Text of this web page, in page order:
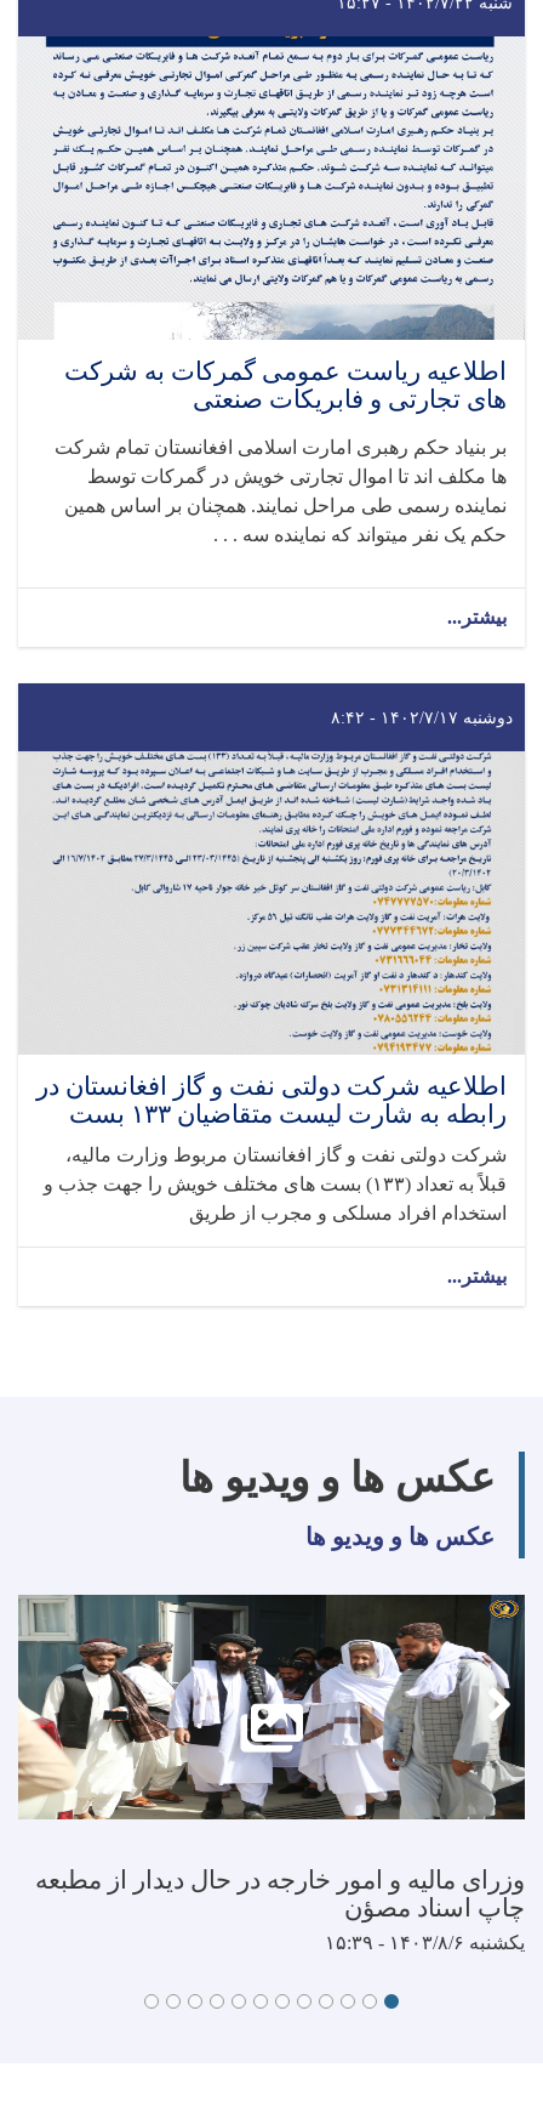
اطلاعیه ریاست عمومی گمرکات به شرکت
های تجارتی و فابریکات صنعتی
بر بنیاد حکم رهبری امارت اسلامی افغانستان تمام شرکت
ها مکلف اند تا اموال تجارتی خویش در گمرکات توسط
نماینده رسمی طی مراحل نمایند. همچنان بر اساس همین
حکم یک نفر میتواند که نماینده سه . . .
بیشتر...
دوشنبه ۱۴۰۲/۷/۱۷ - ۸:۴۲
اطلاعیه شرکت دولتی نفت و گاز افغانستان در
رابطه به شارت لیست متقاضیان ۱۳۳ بست
شرکت دولتی نفت و گاز افغانستان مربوط وزارت مالیه،
قبلاً به تعداد (۱۳۳) بست های مختلف خویش را جهت جذب و
استخدام افراد مسلکی و مجرب از طریق
بیشتر...
عکس ها و ویدیو ها
عکس ها و ویدیو ها
وزرای مالیه و امور خارجه در حال دیدار از مطبعه
چاپ اسناد مصؤن
یکشنبه ۱۴۰۳/۸/۶ - ۱۵:۳۹